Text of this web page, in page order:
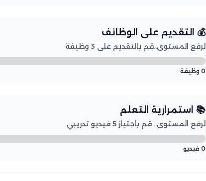
💰 التقديم على الوظائف
لرفع المستوى..قم بالتقديم على 3 وظيفة
0 وظيفة
📚 استمرارية التعلم
لرفع المستوى.. قم باجتياز 5 فيديو تدريبي
0 فيديو